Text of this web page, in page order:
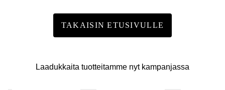
TAKAISIN ETUSIVULLE
Laadukkaita tuotteitamme nyt kampanjassa